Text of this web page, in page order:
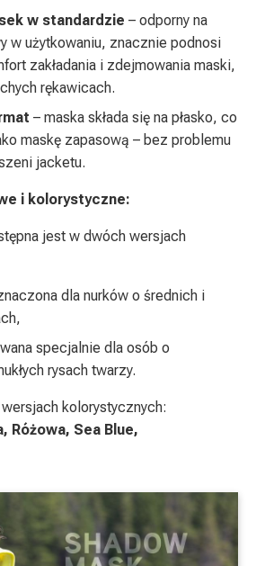
w standardzie – odporny na
w użytkowaniu, znacznie podnosi
zakładania i zdejmowania maski,
rękawicach.
– maska składa się na płasko, co
maskę zapasową – bez problemu
jacketu.
i kolorystyczne:
jest w dwóch wersjach
dla nurków o średnich i
specjalnie dla osób o
rysach twarzy.
kolorystycznych:
Różowa, Sea Blue,